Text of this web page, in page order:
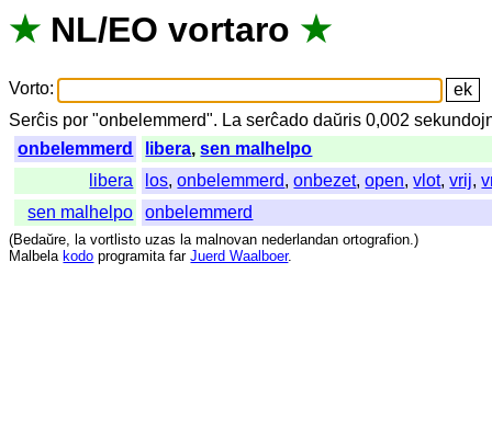
★ NL/EO vortaro ★
Vorto:
Serĉis por "onbelemmerd". La serĉado daŭris 0,002
onbelemmerd
libera,sen malhelpo
libera
los,onbelemmerd,onbezet,open,vlot,vrij,
sen malhelpo
onbelemmerd
(Bedaŭre, la vortlisto uzas la malnovan nederlandan ortografion.)
Malbela kodo programita far Juerd Waalboer.